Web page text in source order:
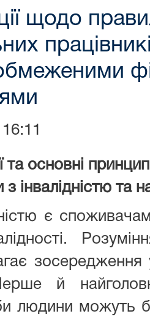
щодо
та основні
інвалідністю та
є
зосередження
Перше й
людини можуть